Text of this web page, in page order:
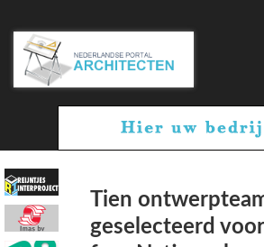
Tien
geselecteerd